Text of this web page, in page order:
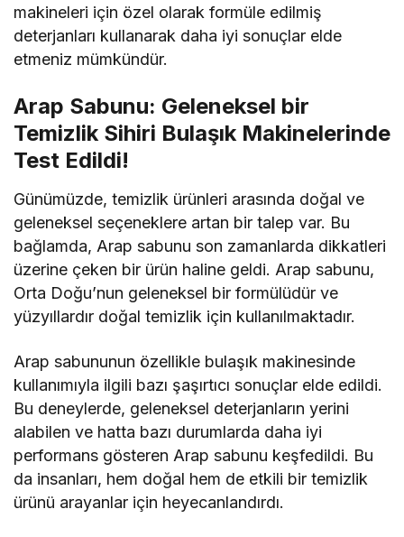
makineleri için özel olarak formüle edilmiş
deterjanları kullanarak daha iyi sonuçlar elde
etmeniz mümkündür.
Arap Sabunu: Geleneksel bir
Temizlik Sihiri Bulaşık Makinelerinde
Test Edildi!
Günümüzde, temizlik ürünleri arasında doğal ve
geleneksel seçeneklere artan bir talep var. Bu
bağlamda, Arap sabunu son zamanlarda dikkatleri
üzerine çeken bir ürün haline geldi. Arap sabunu,
Orta Doğu’nun geleneksel bir formülüdür ve
yüzyıllardır doğal temizlik için kullanılmaktadır.
Arap sabununun özellikle bulaşık makinesinde
kullanımıyla ilgili bazı şaşırtıcı sonuçlar elde edildi.
Bu deneylerde, geleneksel deterjanların yerini
alabilen ve hatta bazı durumlarda daha iyi
performans gösteren Arap sabunu keşfedildi. Bu
da insanları, hem doğal hem de etkili bir temizlik
ürünü arayanlar için heyecanlandırdı.